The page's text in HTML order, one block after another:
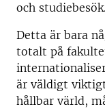
och studiebesök.
Detta är bara
totalt på
är väldigt
hållbar värld,